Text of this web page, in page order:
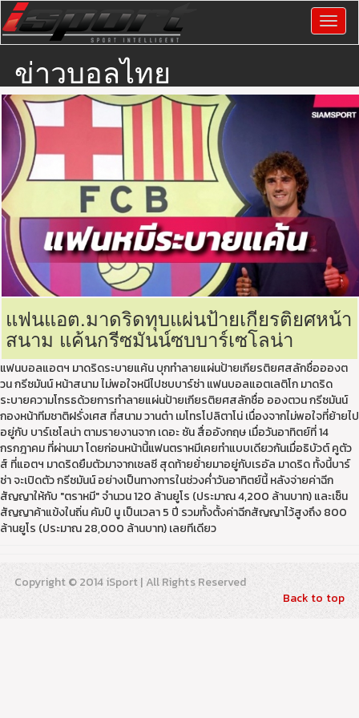
ข่าวบอลไทย
แฟนแอต.มาดริดทุบแผ่นป้ายเกียรติยศหน้า
สนาม แค้นกรีซมันน์ซบบาร์เซโลน่า
แฟนบอลแอตฯ มาดริดระบายแค้น บุกทำลายแผ่นป้ายเกียรติยศสลักชื่ออองต
วน กรีซมันน์ หน้าสนาม ไม่พอใจหนีไปซบบาร์ซ่า แฟนบอลแอตเลติโก มาดริด
ระบายความโกรธด้วยการทำลายแผ่นป้ายเกียรติยศสลักชื่อ อองตวน กรีซมันน์
กองหน้าทีมชาติฝรั่งเศส ที่สนาม วานต๋า เมโทรโปลิตาโน่ เนื่องจากไม่พอใจที่ย้ายไป
อยู่กับ บาร์เซโลน่า ตามรายงานจาก เดอะ ซัน สื่ออังกฤษ เมื่อวันอาทิตย์ที่ 14
กรกฎาคม ที่ผ่านมา โดยก่อนหน้านี้แฟนตราหมีเคยทำแบบเดียวกันเมื่อธิบัวต์ คูตัว
ส์ ที่แอตฯ มาดริดยืมตัวมาจากเชลซี สุดท้ายย้่ายมาอยู่กับเรอัล มาดริด ทั้งนี้บาร์
ซ่า จะเปิดตัว กรีซมันน์ อย่างเป็นทางการในช่วงค่ำวันอาทิตย์นี้ หลังจ่ายค่าฉีก
สัญญาให้กับ "ตราหมี" จำนวน 120 ล้านยูโร (ประมาณ 4,200 ล้านบาท) และเซ็น
สัญญาค้าแข้งในถิ่น คัมป์ นู เป็นเวลา 5 ปี รวมทั้งตั้งค่าฉีกสัญญาไว้สูงถึง 800
ล้านยูโร (ประมาณ 28,000 ล้านบาท) เลยทีเดียว
Copyright © 2014 iSport | All Rights Reserved
Back to top